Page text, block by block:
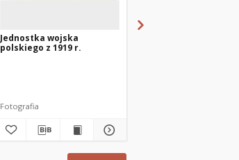
Jednostka wojska
polskiego z 1919 r.
Fotografia